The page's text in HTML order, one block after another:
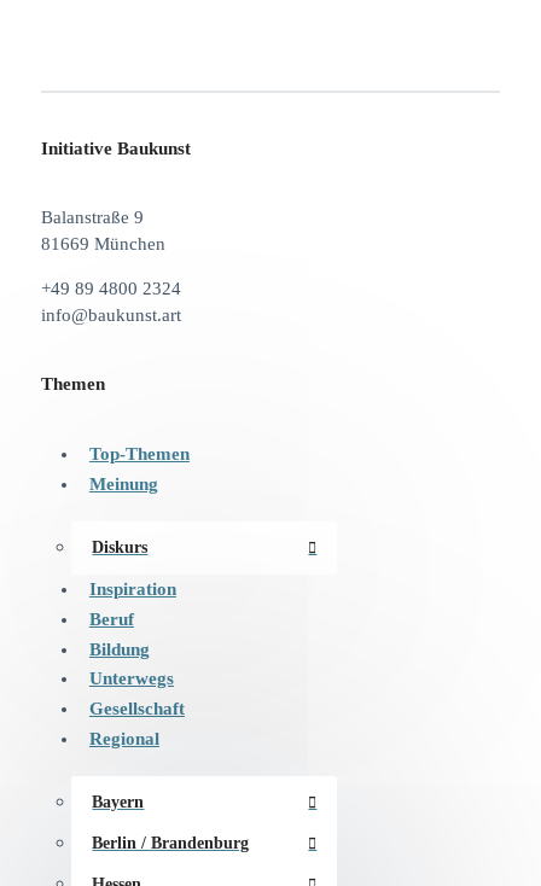
Initiative Baukunst
Balanstraße 9
81669 München
+49 89 4800 2324
info@baukunst.art
Themen
Top-Themen
Meinung
Diskurs
Inspiration
Beruf
Bildung
Unterwegs
Gesellschaft
Regional
Bayern
Berlin / Brandenburg